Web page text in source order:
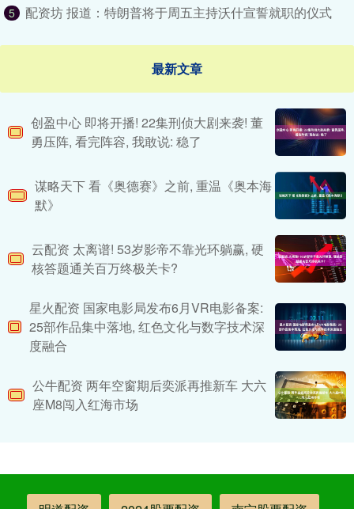
5 配资坊 报道：特朗普将于周五主持沃什宣誓就职的仪式
最新文章
创盈中心 即将开播! 22集刑侦大剧来袭! 董
勇压阵, 看完阵容, 我敢说: 稳了
谋略天下 看《奥德赛》之前, 重温《奥本海
默》
云配资 太离谱! 53岁影帝不靠光环躺赢, 硬
核答题通关百万终极关卡?
星火配资 国家电影局发布6月VR电影备案:
25部作品集中落地, 红色文化与数字技术深
度融合
公牛配资 两年空窗期后奕派再推新车 大六
座M8闯入红海市场